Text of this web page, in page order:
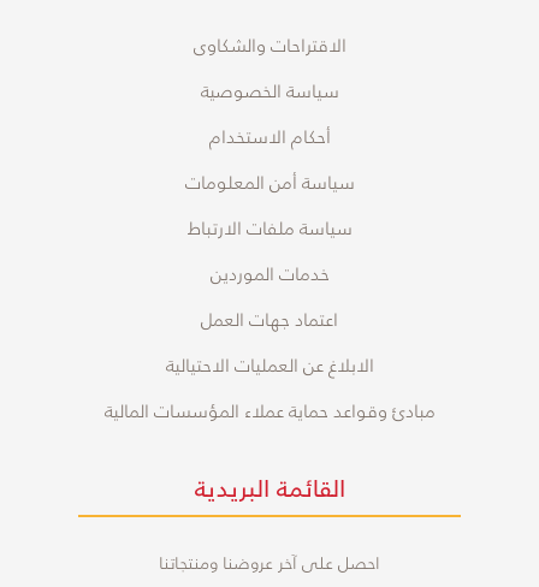
الاقتراحات والشكاوى
سياسة الخصوصية
أحكام الاستخدام
سياسة أمن المعلومات
سياسة ملفات الارتباط
خدمات الموردين
اعتماد جهات العمل
الابلاغ عن العمليات الاحتيالية
مبادئ وقواعد حماية عملاء المؤسسات المالية
القائمة البريدية
احصل على آخر عروضنا ومنتجاتنا